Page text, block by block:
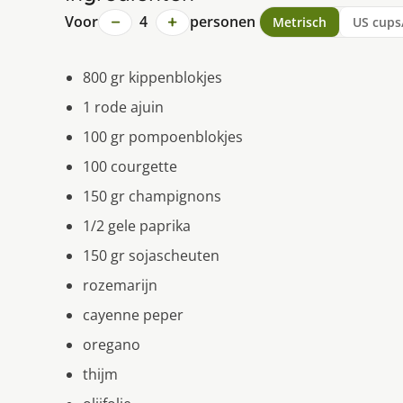
Voor − 4 + personen Metrisch US
800 gr kippenblokjes
1 rode ajuin
100 gr pompoenblokjes
100 courgette
150 gr champignons
1/2 gele paprika
150 gr sojascheuten
rozemarijn
cayenne peper
oregano
thijm